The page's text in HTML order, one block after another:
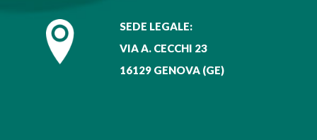
SEDE LEGALE:
VIA A. CECCHI 23
16129 GENOVA (GE)